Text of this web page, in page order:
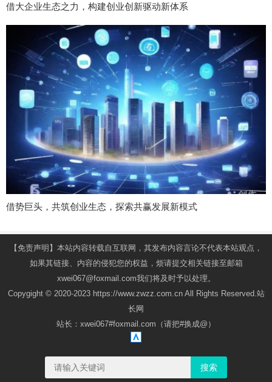
借大企业生态之力，构建创业创新驱动新体系
借势巨头，共筑创业生态，探索共赢发展新模式
【免责声明】本站内容转载自互联网，其发布内容言论不代表本站观点，
如果其链接、内容的侵犯您的权益，烦请提交相关链接至邮箱
xwei067@foxmail.com我们将及时予以处理。
Copygight © 2020-2023 https://www.zwzz.com.cn All Rights Reserved.站
长网
站长：xwei067#foxmail.com（请把#换成@）
搜索